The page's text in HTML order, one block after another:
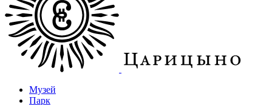
Музей
Парк